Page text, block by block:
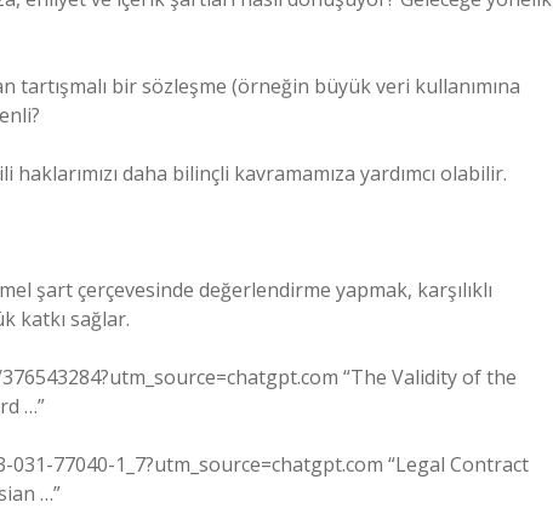
tartışmalı bir sözleşme (örneğin büyük veri kullanımına
daha bilinçli kavramamıza yardımcı olabilir.
şart çerçevesinde değerlendirme yapmak, karşılıklı
katkı sağlar.
“The Validity of the
…”
77040-1_7?utm_source=chatgpt.com “Legal Contract
…”